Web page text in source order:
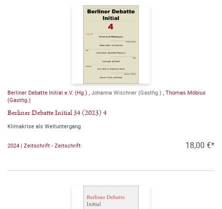
Berliner Debatte Initial e.V. (Hg.) , Johanna Wischner (Gasthg.) , Thomas Möbius
(Gasthg.)
Berliner Debatte Initial 34 (2023) 4
Klimakrise als Weltuntergang
2024 | Zeitschrift - Zeitschrift 18,00 €*